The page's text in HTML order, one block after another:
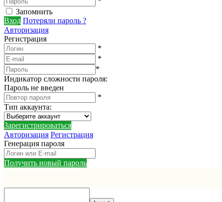
Запомнить
Вход Потеряли пароль ?
Авторизация
Регистрация
*
*
*
Индикатор сложности пароля:
Пароль не введен
*
Тип аккаунта:
Зарегистрироваться
Авторизация Регистрация
Генерация пароля
Получить новый пароль